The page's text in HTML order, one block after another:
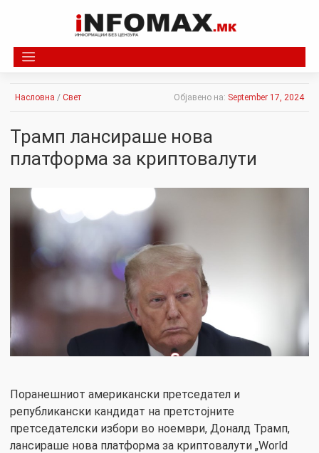
Насловна / Свет Објавено на: September 17, 2024
Трамп лансираше нова
платформа за криптовалути
Поранешниот американски претседател и
републикански кандидат на претстојните
претседателски избори во ноември, Доналд Трамп,
лансираше нова платформа за криптовалути „World